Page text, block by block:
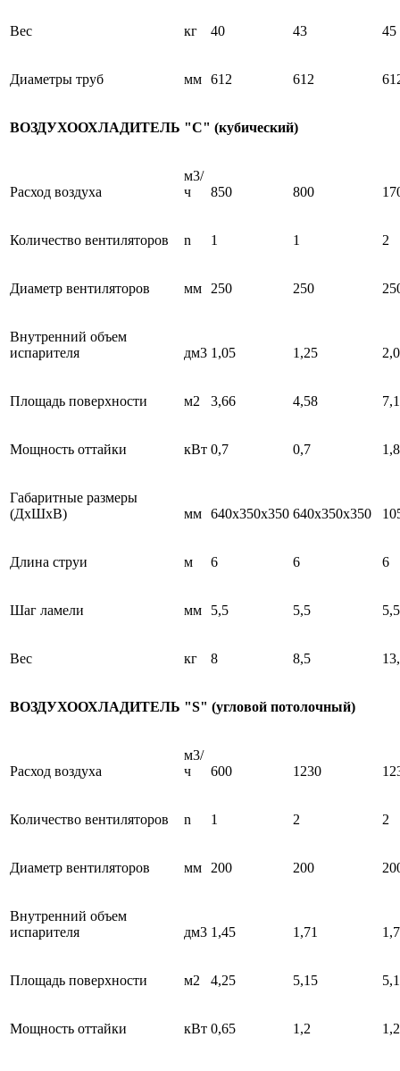
Вес кг 40 43 45
Диаметры труб мм 612 612
ВОЗДУХООХЛАДИТЕЛЬ "С" (кубический)
Расход воздуха
м3/
ч
850 800
Количество вентиляторов n 1 1 2
Диаметр вентиляторов мм 250 250
Внутренний объем
испарителя
дм3 1,05 1,25
Площадь поверхности м2 3,66 4,58
Мощность оттайки кВт 0,7 0,7 1,8
Габаритные размеры
(ДхШхВ)
мм 640x350x350 640x350x350
Длина струи м 6 6 6
Шаг ламели мм 5,5 5,5 5,5
Вес кг 8 8,5
ВОЗДУХООХЛАДИТЕЛЬ "S" (угловой потолочный)
Расход воздуха
м3/
ч
600 1230
Количество вентиляторов n 1 2 2
Диаметр вентиляторов мм 200 200
Внутренний объем
испарителя
дм3 1,45 1,71
Площадь поверхности м2 4,25 5,15
Мощность оттайки кВт 0,65 1,2 1,2